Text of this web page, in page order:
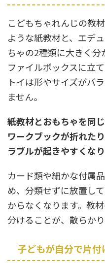
こどもちゃれんじの教
ような紙教材と、エデ
ちゃの2種類に大きく
ファイルボックスに立
トイは形やサイズがバ
ません。
紙教材とおもちゃを同
ワークブックが折れた
ラブルが起きやすくなり
カード類や細かな付属
め、分類せずに放置し
からなくなります。教
分けることが、散らか
子どもが自分で片付